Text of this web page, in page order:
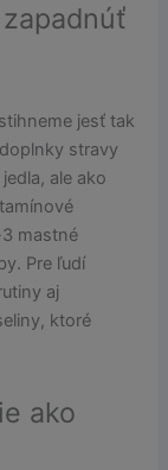
jesť tak
stravy
ale ako
mastné
Pre ľudí
aj
ktoré
ako